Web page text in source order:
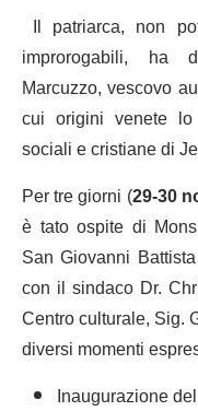
Il patriarca, non
improrogabili, ha
Marcuzzo, vescovo
cui origini venete
sociali e cristiane di
Per tre giorni (29-30
è tato ospite di
San Giovanni
con il sindaco Dr.
Centro culturale, Sig.
diversi momenti
Inaugurazione